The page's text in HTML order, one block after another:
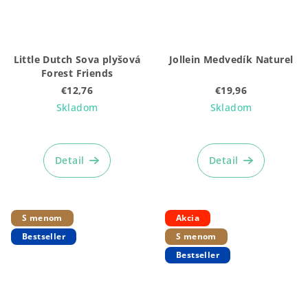
Little Dutch Sova plyšová
Forest Friends
€12,76
Skladom
Detail
Jollein Medvedík Naturel
€19,96
Skladom
Detail
S menom
Bestseller
Akcia
S menom
Bestseller